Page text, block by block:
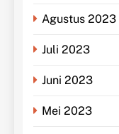
Agustus 2023
Juli 2023
Juni 2023
Mei 2023